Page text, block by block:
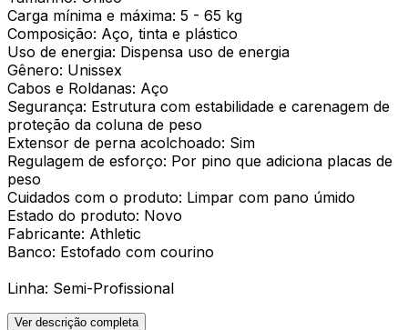
Carga mínima e máxima: 5 - 65 kg
Composição: Aço, tinta e plástico
Uso de energia: Dispensa uso de energia
Gênero: Unissex
Cabos e Roldanas: Aço
Segurança: Estrutura com estabilidade e carenagem de
proteção da coluna de peso
Extensor de perna acolchoado: Sim
Regulagem de esforço: Por pino que adiciona placas de
peso
Cuidados com o produto: Limpar com pano úmido
Estado do produto: Novo
Fabricante: Athletic
Banco: Estofado com courino
Linha: Semi-Profissional
Ver descrição completa